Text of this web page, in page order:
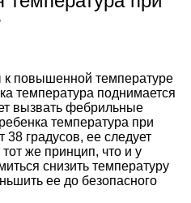
к повышенной температуре
температура поднимается
вызвать фебрильные
температура при
градусов, ее следует
же принцип, что и у
снизить температуру
ее до безопасного